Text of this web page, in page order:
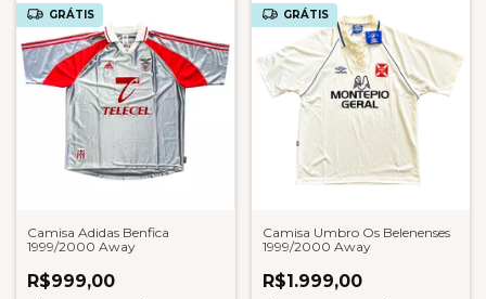
GRÁTIS
Camisa Adidas Benfica
1999/2000 Away
R$999,00
GRÁTIS
Camisa Umbro Os Belenenses
1999/2000 Away
R$1.999,00